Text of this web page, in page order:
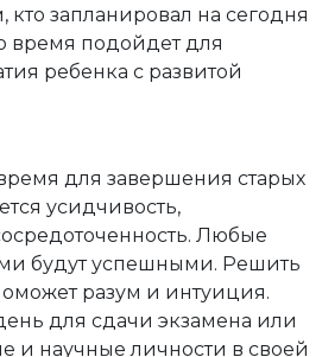
кто запланировал на сегодня
время подойдет для
ребенка с развитой
для завершения старых
усидчивость,
Любые
будут успешными. Решить
разум и интуиция.
для сдачи экзамена или
и научные личности в своей